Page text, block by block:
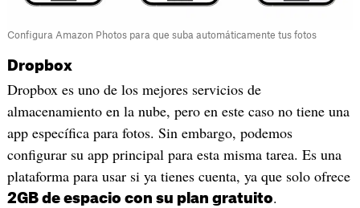
Configura Amazon Photos para que suba automáticamente tus fotos
Dropbox
Dropbox es uno de los mejores servicios de
almacenamiento en la nube, pero en este caso no tiene una
app específica para fotos. Sin embargo, podemos
configurar su app principal para esta misma tarea. Es una
plataforma para usar si ya tienes cuenta, ya que solo ofrece
2GB de espacio con su plan gratuito.